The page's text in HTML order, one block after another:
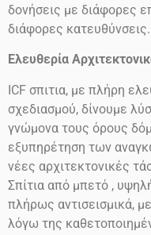
δονήσεις με διάφορες
διάφορες κατευθύνσεις.
Ελευθερία
ICF σπιτια, με πλήρη
σχεδιασμού, δίνουμε
γνώμονα τους όρους
εξυπηρέτηση των
νέες αρχιτεκτονικές
Σπίτια από μπετό ,
πλήρως αντισεισμικά,
λόγω της